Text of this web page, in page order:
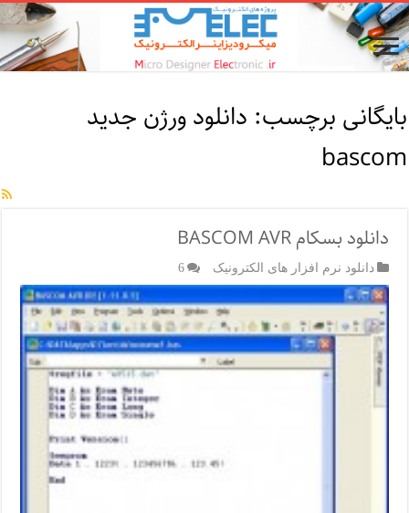
بایگانی برچسب: دانلود ورژن جدید
bascom
دانلود بسکام BASCOM AVR
دانلود نرم افزار های الکترونیک 6